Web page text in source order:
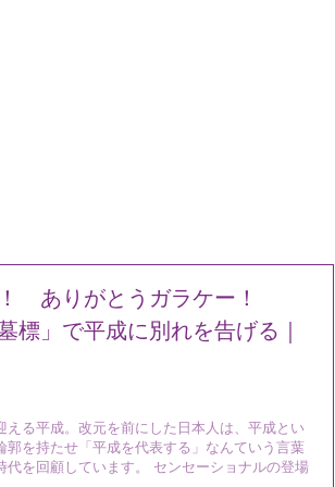
ありがとうガラケー！
標」で平成に別れを告げる｜
える平成。改元を前にした日本人は、平成とい
郭を持たせ「平成を代表する」なんていう言葉
代を回顧しています。 センセーショナルの登場